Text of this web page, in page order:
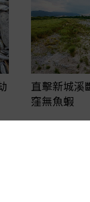
直擊新城溪
窪無魚蝦